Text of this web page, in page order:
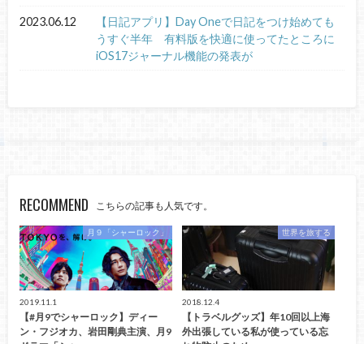
2023.06.12
【日記アプリ】Day Oneで日記をつけ始めても
うすぐ半年 有料版を快適に使ってたところに
iOS17ジャーナル機能の発表が
RECOMMEND こちらの記事も人気です。
月９「シャーロック」
2019.11.1
【#月9でシャーロック】ディー
ン・フジオカ、岩田剛典主演、月9
世界を旅する
2018.12.4
【トラベルグッズ】年10回以上海
外出張している私が使っている忘